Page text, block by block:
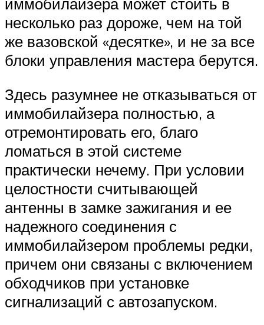
несколько раз дороже, чем на той
же вазовской «десятке», и не за все
блоки управления мастера берутся.
Здесь разумнее не отказываться от
иммобилайзера полностью, а
отремонтировать его, благо
ломаться в этой системе
практически нечему. При условии
целостности считывающей
антенны в замке зажигания и ее
надежного соединения с
иммобилайзером проблемы редки,
причем они связаны с включением
обходчиков при установке
сигнализаций с автозапуском.